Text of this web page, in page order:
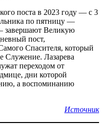
поста в 2023 году — с 3
по пятницу —
завершают Великую
пост,
Спасителя, который
Служение. Лазарева
переходом от
дни которой
а воспоминанию
Источник